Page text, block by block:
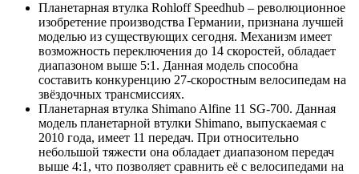
Планетарная втулка Rohloff Speedhub – революционное
изобретение производства Германии, признана лучшей
моделью из существующих сегодня. Механизм имеет
возможность переключения до 14 скоростей, обладает
диапазоном выше 5:1. Данная модель способна
составить конкуренцию 27-скоростным велосипедам на
звёздочных трансмиссиях.
Планетарная втулка Shimano Alfine 11 SG-700. Данная
модель планетарной втулки Shimano, выпускаемая с
2010 года, имеет 11 передач. При относительно
небольшой тяжести она обладает диапазоном передач
выше 4:1, что позволяет сравнить её с велосипедами на